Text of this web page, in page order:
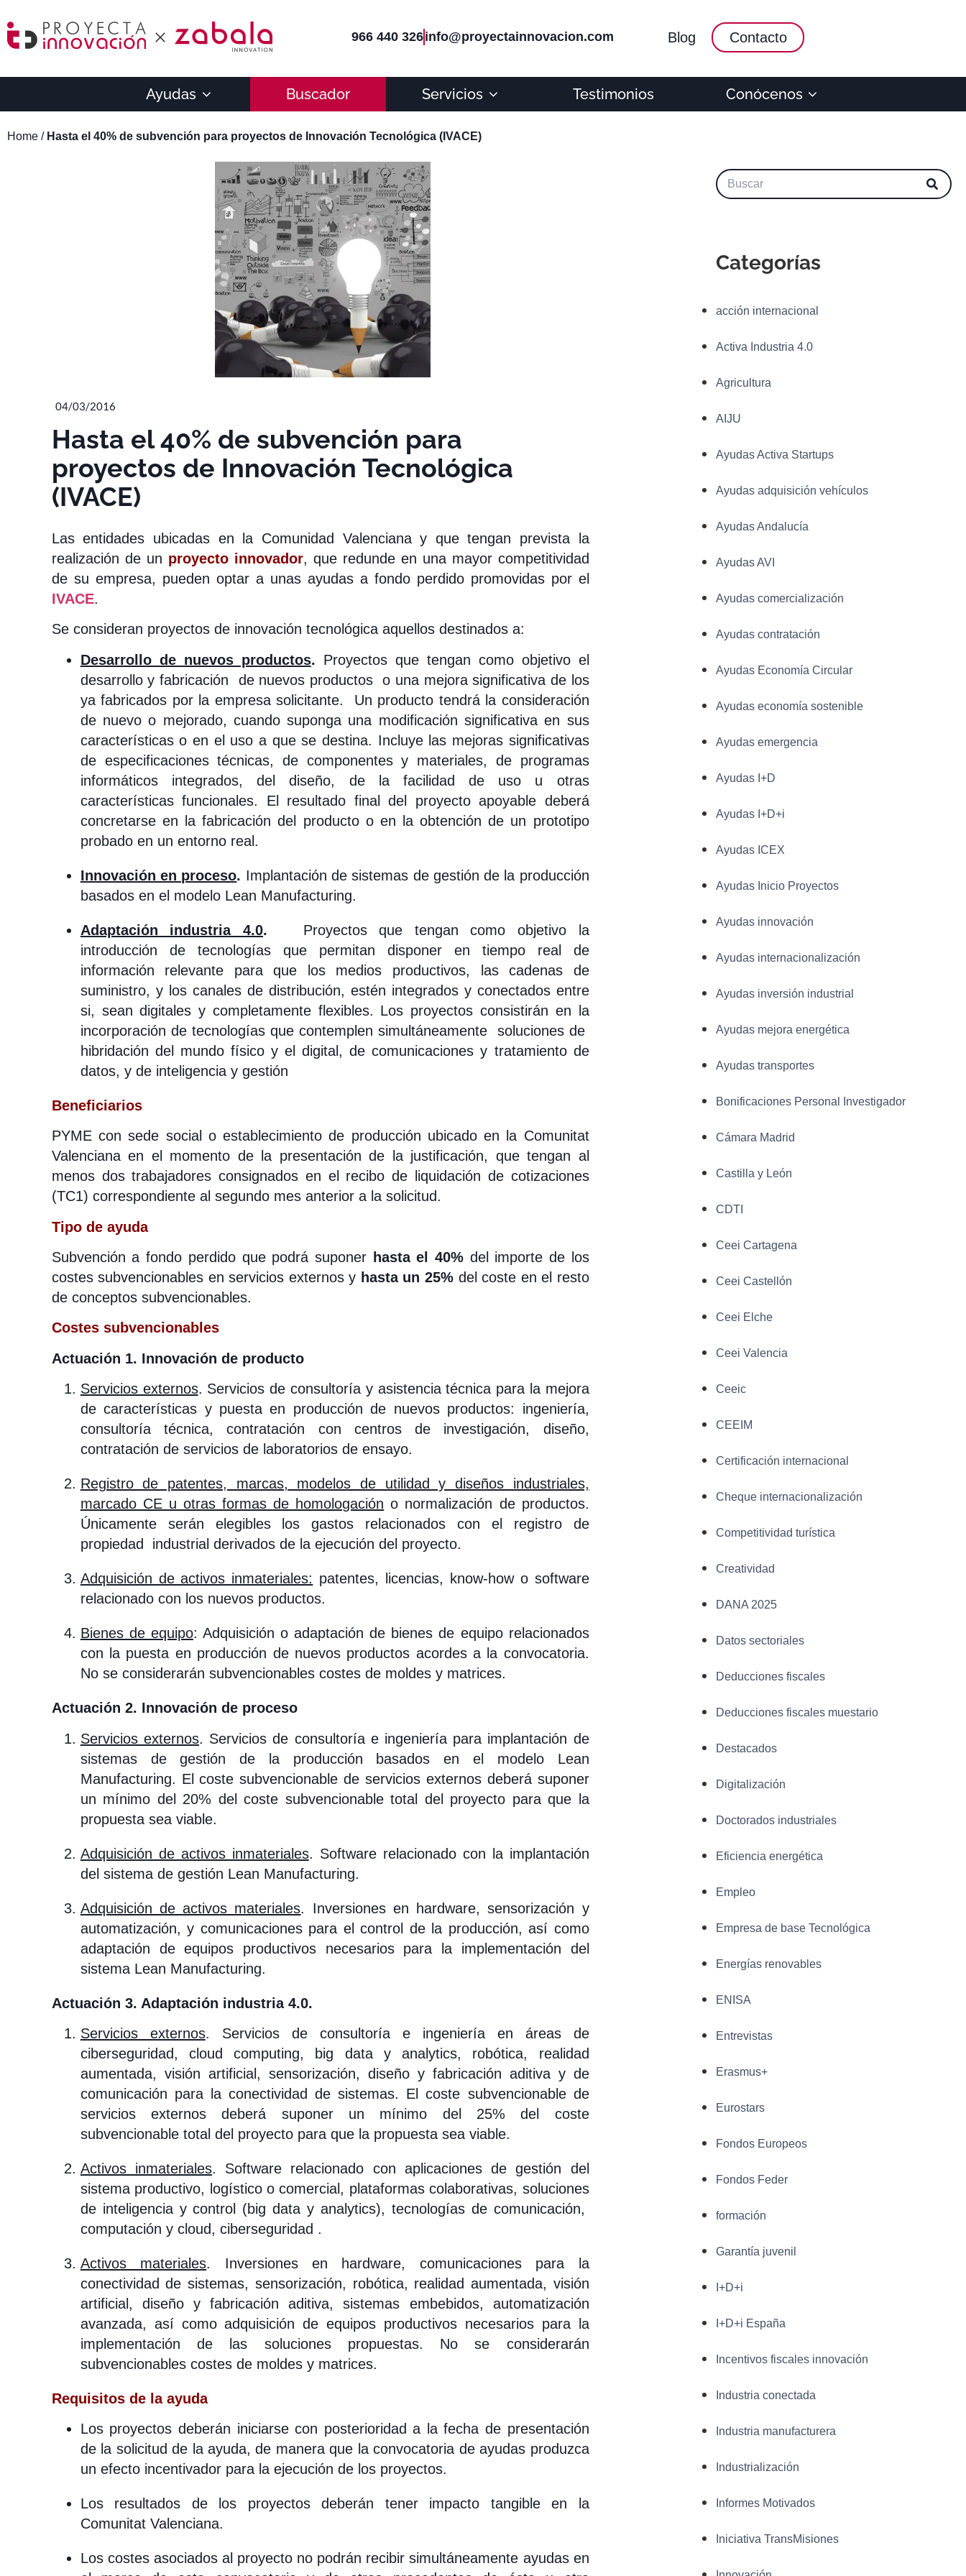
966 440 326info@proyectainnovacion.com Blog Contacto
Ayudas Buscador Servicios Testimonios Conócenos
Home / Hasta el 40% de subvención para proyectos de Innovación Tecnológica (IVACE)
04/03/2016
Hasta el 40% de subvención para
proyectos de Innovación Tecnológica
(IVACE)
Las entidades ubicadas en la Comunidad Valenciana y que tengan prevista la
realización de un proyecto innovador, que redunde en una mayor competitividad
de su empresa, pueden optar a unas ayudas a fondo perdido promovidas por el
IVACE.
Se consideran proyectos de innovación tecnológica aquellos destinados a:
Desarrollo de nuevos productos. Proyectos que tengan como objetivo el
desarrollo y fabricación de nuevos productos o una mejora significativa de los
ya fabricados por la empresa solicitante. Un producto tendrá la consideración
de nuevo o mejorado, cuando suponga una modificación significativa en sus
características o en el uso a que se destina. Incluye las mejoras significativas
de especificaciones técnicas, de componentes y materiales, de programas
informáticos integrados, del diseño, de la facilidad de uso u otras
características funcionales. El resultado final del proyecto apoyable deberá
concretarse en la fabricación del producto o en la obtención de un prototipo
probado en un entorno real.
Innovación en proceso. Implantación de sistemas de gestión de la producción
basados en el modelo Lean Manufacturing.
Adaptación industria 4.0.
Proyectos que tengan como objetivo la
introducción de tecnologías que permitan disponer en tiempo real de
información relevante para que los medios productivos, las cadenas de
suministro, y los canales de distribución, estén integrados y conectados entre
si, sean digitales y completamente flexibles. Los proyectos consistirán en la
incorporación de tecnologías que contemplen simultáneamente soluciones de
hibridación del mundo físico y el digital, de comunicaciones y tratamiento de
datos, y de inteligencia y gestión
Beneficiarios
PYME con sede social o establecimiento de producción ubicado en la Comunitat
Valenciana en el momento de la presentación de la justificación, que tengan al
menos dos trabajadores consignados en el recibo de liquidación de cotizaciones
(TC1) correspondiente al segundo mes anterior a la solicitud.
Tipo de ayuda
Subvención a fondo perdido que podrá suponer hasta el 40%del importe de los
costes subvencionables en servicios externos y hasta un 25% del coste en el resto
de conceptos subvencionables.
Costes subvencionables
Actuación 1. Innovación de producto
Servicios externos. Servicios de consultoría y asistencia técnica para la mejora
de características y puesta en producción de nuevos productos: ingeniería,
consultoría técnica, contratación con centros de investigación, diseño,
contratación de servicios de laboratorios de ensayo.
Registro de patentes, marcas, modelos de utilidad y diseños industriales,
marcado CE u otras formas de homologación o normalización de productos.
Únicamente serán elegibles los gastos relacionados con el registro de
propiedad industrial derivados de la ejecución del proyecto.
Adquisición de activos inmateriales: patentes, licencias, know-how o software
relacionado con los nuevos productos.
Bienes de equipo: Adquisición o adaptación de bienes de equipo relacionados
con la puesta en producción de nuevos productos acordes a la convocatoria.
No se considerarán subvencionables costes de moldes y matrices.
Actuación 2. Innovación de proceso
Servicios externos. Servicios de consultoría e ingeniería para implantación de
sistemas de gestión de la producción basados en el modelo Lean
Manufacturing. El coste subvencionable de servicios externos deberá suponer
un mínimo del 20% del coste subvencionable total del proyecto para que la
propuesta sea viable.
Adquisición de activos inmateriales. Software relacionado con la implantación
del sistema de gestión Lean Manufacturing.
Adquisición de activos materiales. Inversiones en hardware, sensorización y
automatización, y comunicaciones para el control de la producción, así como
adaptación de equipos productivos necesarios para la implementación del
sistema Lean Manufacturing.
Actuación 3. Adaptación industria 4.0.
Servicios externos. Servicios de consultoría e ingeniería en áreas de
ciberseguridad, cloud computing, big data y analytics, robótica, realidad
aumentada, visión artificial, sensorización, diseño y fabricación aditiva y de
comunicación para la conectividad de sistemas. El coste subvencionable de
servicios externos deberá suponer un mínimo del 25% del coste
subvencionable total del proyecto para que la propuesta sea viable.
Activos inmateriales. Software relacionado con aplicaciones de gestión del
sistema productivo, logístico o comercial, plataformas colaborativas, soluciones
de inteligencia y control (big data y analytics), tecnologías de comunicación,
computación y cloud, ciberseguridad .
Activos materiales. Inversiones en hardware, comunicaciones para la
conectividad de sistemas, sensorización, robótica, realidad aumentada, visión
artificial, diseño y fabricación aditiva, sistemas embebidos, automatización
avanzada, así como adquisición de equipos productivos necesarios para la
implementación de las soluciones propuestas. No se considerarán
subvencionables costes de moldes y matrices.
Requisitos de la ayuda
Los proyectos deberán iniciarse con posterioridad a la fecha de presentación
de la solicitud de la ayuda, de manera que la convocatoria de ayudas produzca
un efecto incentivador para la ejecución de los proyectos.
Los resultados de los proyectos deberán tener impacto tangible en la
Comunitat Valenciana.
Los costes asociados al proyecto no podrán recibir simultáneamente ayudas en
Categorías
acción internacional
Activa Industria 4.0
Agricultura
AIJU
Ayudas Activa Startups
Ayudas adquisición vehículos
Ayudas Andalucía
Ayudas AVI
Ayudas comercialización
Ayudas contratación
Ayudas Economía Circular
Ayudas economía sostenible
Ayudas emergencia
Ayudas I+D
Ayudas I+D+i
Ayudas ICEX
Ayudas Inicio Proyectos
Ayudas innovación
Ayudas internacionalización
Ayudas inversión industrial
Ayudas mejora energética
Ayudas transportes
Bonificaciones Personal Investigador
Cámara Madrid
Castilla y León
CDTI
Ceei Cartagena
Ceei Castellón
Ceei Elche
Ceei Valencia
Ceeic
CEEIM
Certificación internacional
Cheque internacionalización
Competitividad turística
Creatividad
DANA 2025
Datos sectoriales
Deducciones fiscales
Deducciones fiscales muestario
Destacados
Digitalización
Doctorados industriales
Eficiencia energética
Empleo
Empresa de base Tecnológica
Energías renovables
ENISA
Entrevistas
Erasmus+
Eurostars
Fondos Europeos
Fondos Feder
formación
Garantía juvenil
I+D+i
I+D+i España
Incentivos fiscales innovación
Industria conectada
Industria manufacturera
Industrialización
Informes Motivados
Iniciativa TransMisiones